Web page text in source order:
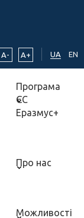
A- A+ UA EN
Програма
ЄС
Еразмус+
Про нас
Можливості